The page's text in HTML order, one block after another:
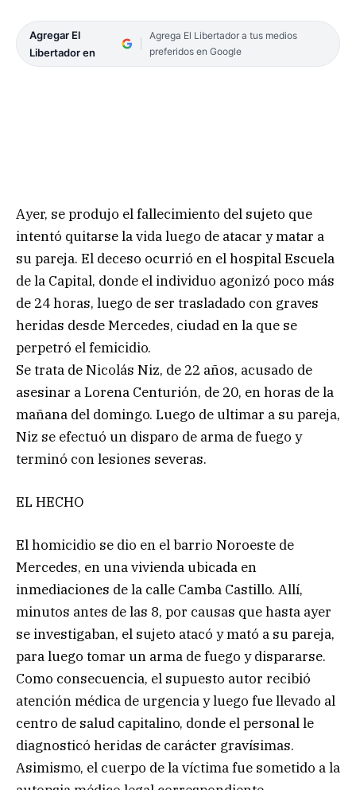
Agregar El
Libertador en
Agrega El Libertador a tus medios
preferidos en Google
Ayer, se produjo el fallecimiento del sujeto que
intentó quitarse la vida luego de atacar y matar a
su pareja. El deceso ocurrió en el hospital Escuela
de la Capital, donde el individuo agonizó poco más
de 24 horas, luego de ser trasladado con graves
heridas desde Mercedes, ciudad en la que se
perpetró el femicidio.
Se trata de Nicolás Niz, de 22 años, acusado de
asesinar a Lorena Centurión, de 20, en horas de la
mañana del domingo. Luego de ultimar a su pareja,
Niz se efectuó un disparo de arma de fuego y
terminó con lesiones severas.
EL HECHO
El homicidio se dio en el barrio Noroeste de
Mercedes, en una vivienda ubicada en
inmediaciones de la calle Camba Castillo. Allí,
minutos antes de las 8, por causas que hasta ayer
se investigaban, el sujeto atacó y mató a su pareja,
para luego tomar un arma de fuego y dispararse.
Como consecuencia, el supuesto autor recibió
atención médica de urgencia y luego fue llevado al
centro de salud capitalino, donde el personal le
diagnosticó heridas de carácter gravísimas.
Asimismo, el cuerpo de la víctima fue sometido a la